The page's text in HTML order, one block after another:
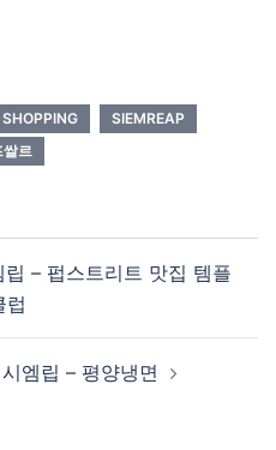
SHOPPING
SIEMREAP
쌀르
– 펍스트리트 맛집 템플
럽
엠립 – 평양냉면